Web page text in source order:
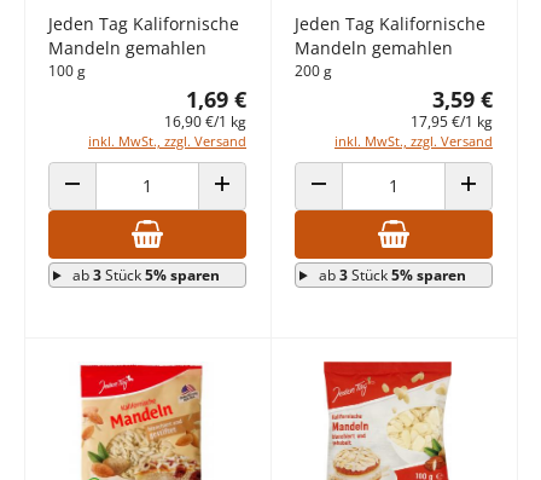
Jeden Tag Kalifornische
Mandeln gemahlen
100 g
1,69 €
16,90 €/1 kg
inkl. MwSt., zzgl. Versand
ANZAHL VERRINGERN ANZAHL ERHÖHEN
ab3Stück5% sparen
Jeden Tag Kalifornische
Mandeln gemahlen
200 g
3,59 €
17,95 €/1 kg
inkl. MwSt., zzgl. Versand
ANZAHL VERRINGERN ANZAHL
ab3Stück5% sparen